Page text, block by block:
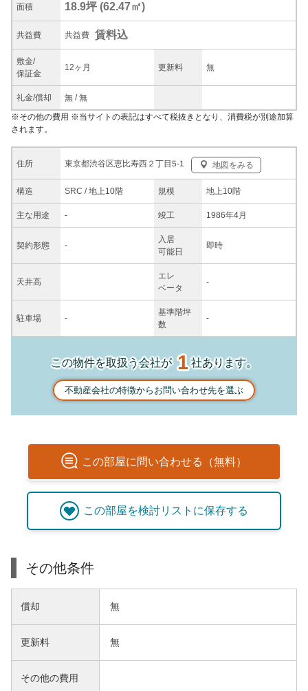
面積 18.9坪 (62.47㎡)
共益費 共益費 賃料込
敷金/
保証金
12ヶ月 更新料 無
礼金/償却 無 /無
住所 東京都渋谷区恵比寿西２丁目5-1 地図をみる
構造 SRC / 地上10階 規模 地上10階
主な用途 - 竣工 1986年4月
契約形態 -
入居
可能日
即時
天井高
エレ
ベータ
-
駐車場 -
基準階坪
数
-
※その他の費用 ※当サイトの表記はすべて税抜きとなり、消費税が別途加算
されます。
この物件を取扱う会社が1社あります。
不動産会社の特徴からお問い合わせ先を選ぶ
この部屋に問い合わせる（無料）
この部屋を検討リストに保存する
その他条件
償却 無
更新料 無
その他の費用